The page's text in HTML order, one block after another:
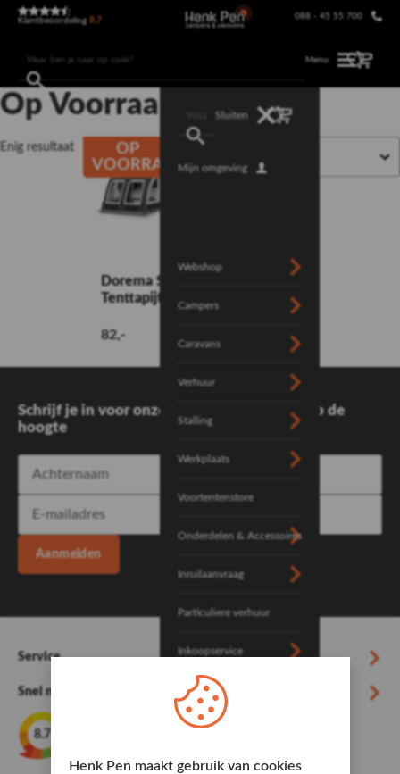
Henk Pen maakt gebruik van cookies
Klantbeoordeling 8.7
088 - 45 55 700
Menu
Sluiten
Mijn omgeving
Webshop
Campers
Caravans
Verhuur
Stalling
Werkplaats
Voortentenstore
Onderdelen & Accessoires
Inruilaanvraag
Particuliere verhuur
Inkoopservice
Over Henk Pen
Op Voorraad
Enig resultaat
OP
VOORRAAD
Dorema Starlon
Tenttapijt
82,-
Schrijf je in voor onze nieuwsbrief en blijf op de
hoogte
Aanmelden
Service
Snel naar...
8.7